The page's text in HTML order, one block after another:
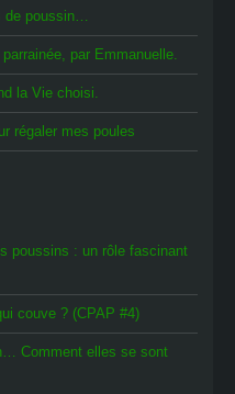
de poussin…
par Emmanuelle.
la Vie choisi.
régaler mes poules
poussins : un rôle fascinant
couve ? (CPAP #4)
Comment elles se sont